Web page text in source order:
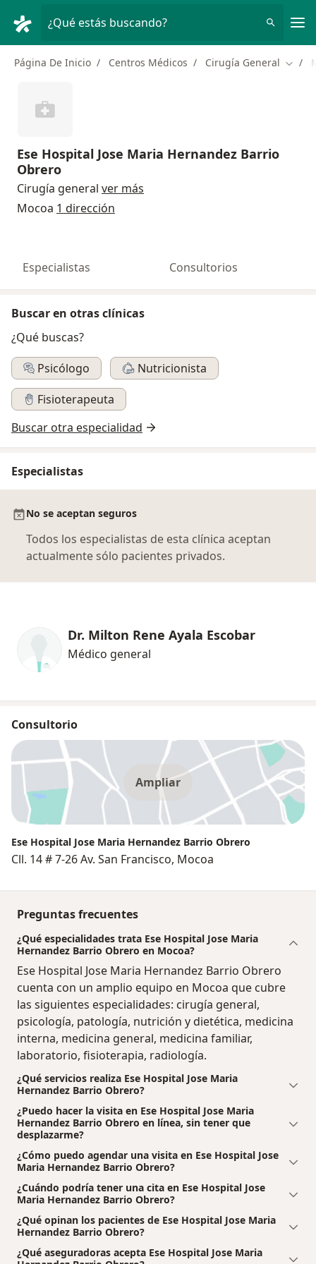
¿Qué estás buscando?
Página De Inicio Centros Médicos Cirugía General
Ese Hospital Jose Maria Hernandez Barrio
Obrero
Cirugía general ver más
Mocoa 1 dirección
Especialistas Consultorios
Buscar en otras clínicas
¿Qué buscas?
Psicólogo
Nutricionista
Fisioterapeuta
Buscar otra especialidad
Especialistas
No se aceptan seguros
Todos los especialistas de esta clínica aceptan
actualmente sólo pacientes privados.
Dr. Milton Rene Ayala Escobar
Médico general
Consultorio
Ampliar
Ese Hospital Jose Maria Hernandez Barrio Obrero
Cll. 14 # 7-26 Av. San Francisco, Mocoa
Preguntas frecuentes
¿Qué especialidades trata Ese Hospital Jose Maria
Hernandez Barrio Obrero en Mocoa?
Ese Hospital Jose Maria Hernandez Barrio Obrero
cuenta con un amplio equipo en Mocoa que cubre
las siguientes especialidades: cirugía general,
psicología, patología, nutrición y dietética, medicina
interna, medicina general, medicina familiar,
laboratorio, fisioterapia, radiología.
¿Qué servicios realiza Ese Hospital Jose Maria
Hernandez Barrio Obrero?
¿Puedo hacer la visita en Ese Hospital Jose Maria
Hernandez Barrio Obrero en línea, sin tener que
desplazarme?
¿Cómo puedo agendar una visita en Ese Hospital Jose
Maria Hernandez Barrio Obrero?
¿Cuándo podría tener una cita en Ese Hospital Jose
Maria Hernandez Barrio Obrero?
¿Qué opinan los pacientes de Ese Hospital Jose Maria
Hernandez Barrio Obrero?
¿Qué aseguradoras acepta Ese Hospital Jose Maria